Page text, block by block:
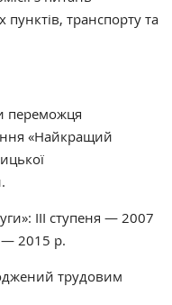
транспорту та
переможця
«Найкращий
ІІІ ступеня — 2007
— 2015 р.
трудовим